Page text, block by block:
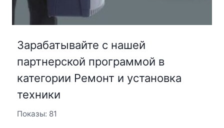
Зарабатывайте с нашей
партнерской программой в
категории Ремонт и установка
техники
Показы: 81